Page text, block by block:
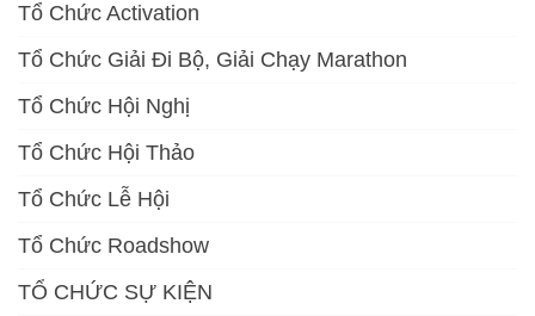
Tổ Chức Activation
Tổ Chức Giải Đi Bộ, Giải Chạy Marathon
Tổ Chức Hội Nghị
Tổ Chức Hội Thảo
Tổ Chức Lễ Hội
Tổ Chức Roadshow
TỔ CHỨC SỰ KIỆN